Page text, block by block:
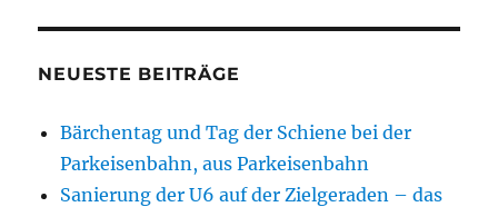
NEUESTE BEITRÄGE
Bärchentag und Tag der Schiene bei der
Parkeisenbahn, aus Parkeisenbahn
Sanierung der U6 auf der Zielgeraden – das